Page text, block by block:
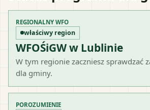
REGIONALNY WFO
właściwy region
WFOŚiGW w Lublinie
W tym regionie zaczniesz sprawdzać
dla gminy.
POROZUMIENIE